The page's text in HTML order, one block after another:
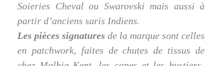
Soieries Cheval ou Swarovski mais aussi à
partir d’anciens saris Indiens.
Les pièces signatures de la marque sont celles
en patchwork, faites de chutes de tissus de